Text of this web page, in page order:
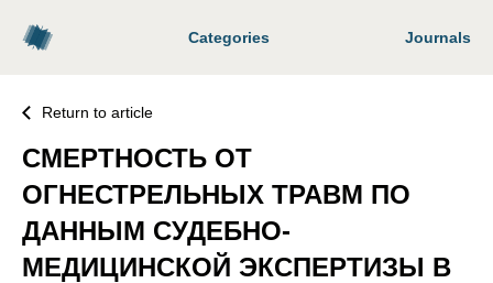
Categories Journals
Return to article
СМЕРТНОСТЬ ОТ
ОГНЕСТРЕЛЬНЫХ ТРАВМ ПО
ДАННЫМ СУДЕБНО-
МЕДИЦИНСКОЙ ЭКСПЕРТИЗЫ В